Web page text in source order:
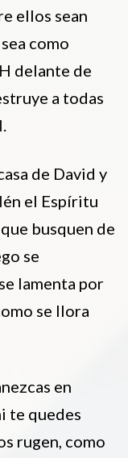
ellos sean
como
delante de
a todas
de David y
el Espíritu
busquen de
se
lamenta por
se llora
en
te quedes
rugen, como